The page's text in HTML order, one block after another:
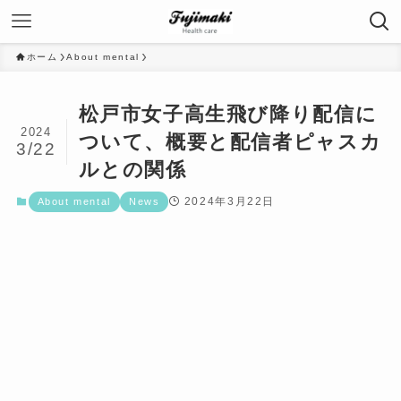
ホーム About mental
松戸市女子高生飛び降り配信に
ついて、概要と配信者ピャスカ
ルとの関係
2024
3/22
About mental News 2024年3月22日